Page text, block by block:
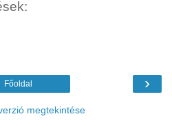
›
Főoldal
megtekintése